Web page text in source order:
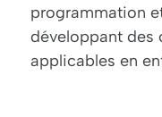
programmation
développant des
applicables en